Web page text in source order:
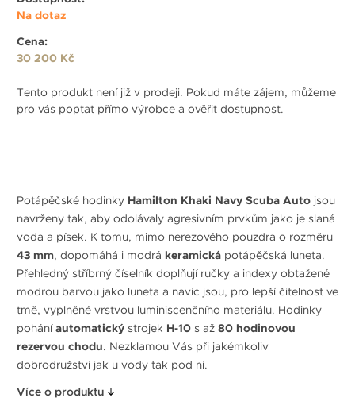
Na dotaz
Cena:
30 200 Kč
Tento produkt není již v prodeji. Pokud máte zájem, můžeme
pro vás poptat přímo výrobce a ověřit dostupnost.
Potápěčské hodinky Hamilton Khaki Navy Scuba Auto jsou
navrženy tak, aby odolávaly agresivním prvkům jako je slaná
voda a písek. K tomu, mimo nerezového pouzdra o rozměru
43 mm, dopomáhá i modrá keramická potápěčská luneta.
Přehledný stříbrný číselník doplňují ručky a indexy obtažené
modrou barvou jako luneta a navíc jsou, pro lepší čitelnost ve
tmě, vyplněné vrstvou luminiscenčního materiálu. Hodinky
poháníautomatický strojek H-10 s až 80 hodinovou
rezervou chodu. Nezklamou Vás při jakémkoliv
dobrodružství jak u vody tak pod ní.
Více o produktu